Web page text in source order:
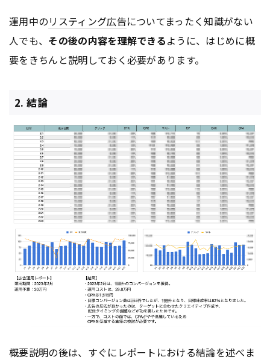
運用中のリスティング広告についてまったく知識がない
人でも、 その後の内容を理解できるように、はじめに概
要をきちんと説明しておく必要があります。
2. 結論
概要説明の後は、すぐにレポートにおける結論を述べま